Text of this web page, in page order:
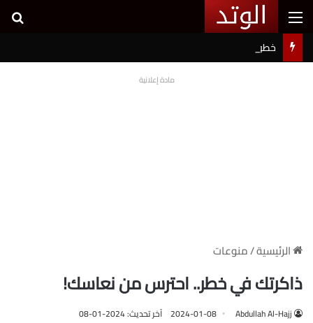
القائمة
مادة إعلانية
الرئيسية/منوعات
ذاكرتك في خطر.. احترس من نعاسك!
Abdullah Al-Hajj
2024-01-08 آخر تحديث: 2024-01-08